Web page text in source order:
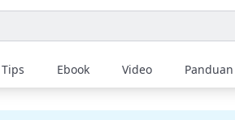
Tips Ebook Video Panduan